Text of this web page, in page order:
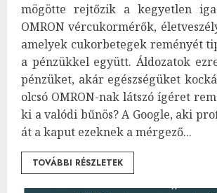
mögötte rejtőzik a kegyetlen
OMRON vércukormérők,
amelyek cukorbetegek reményét
a pénzükkel együtt. Áldozatok
pénzüket, akár egészségüket
olcsó OMRON-nak látszó ígéret
ki a valódi bűnös? A Google, aki
át a kaput ezeknek a mérgező...
TOVÁBBI RÉSZLETEK